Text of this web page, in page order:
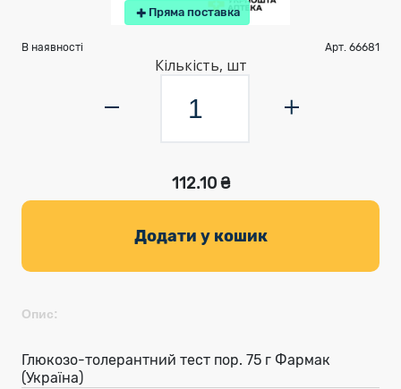
Пряма поставка
В наявності Арт. 66681
Кількість, шт
112.10 ₴
Додати у кошик
Опис:
Глюкозо-толерантний тест пор. 75 г Фармак
(Україна)